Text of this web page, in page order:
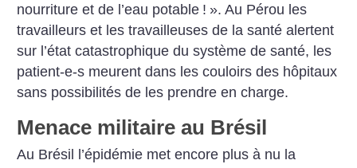
nourriture et de l’eau potable ! ». Au Pérou les
travailleurs et les travailleuses de la santé alertent
sur l’état catastrophique du système de santé, les
patient-e-s meurent dans les couloirs des hôpitaux
sans possibilités de les prendre en charge.
Menace militaire au Brésil
Au Brésil l’épidémie met encore plus à nu la